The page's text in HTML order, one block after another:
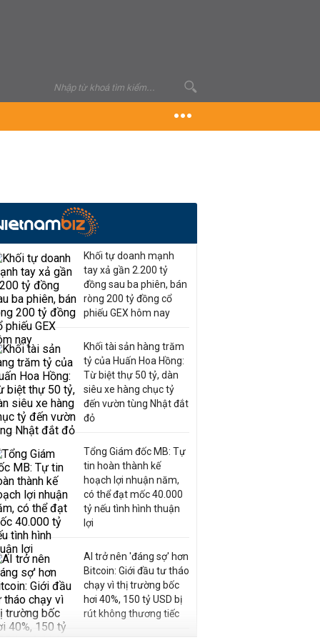
Khối tự doanh mạnh
tay xả gần 2.200 tỷ
đồng sau ba phiên, bán
ròng 200 tỷ đồng cổ
phiếu GEX hôm nay
Khối tài sản hàng trăm
tỷ của Huấn Hoa Hồng:
Từ biệt thự 50 tỷ, dàn
siêu xe hàng chục tỷ
đến vườn tùng Nhật đắt
đỏ
Tổng Giám đốc MB: Tự
tin hoàn thành kế
hoạch lợi nhuận năm,
có thể đạt mốc 40.000
tỷ nếu tình hình thuận
lợi
AI trở nên 'đáng sợ' hơn
Bitcoin: Giới đầu tư tháo
chạy vì thị trường bốc
hơi 40%, 150 tỷ USD bị
rút không thương tiếc